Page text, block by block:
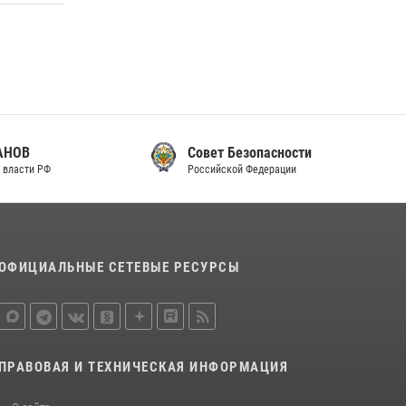
скорой помощи (видео)
14 июля 2026, 12:20
В Росгвардии прошла военно-научная
Совет Безопасности
Российской Федерации
СЕТЕВЫЕ РЕСУРСЫ
ПРАВОВАЯ И ТЕХНИЧЕСКАЯ ИНФОРМАЦИЯ